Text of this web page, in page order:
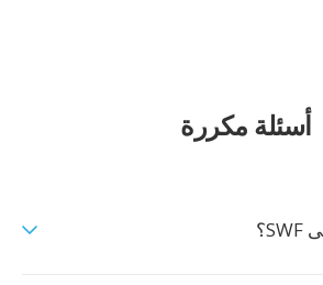
أسئلة مكررة